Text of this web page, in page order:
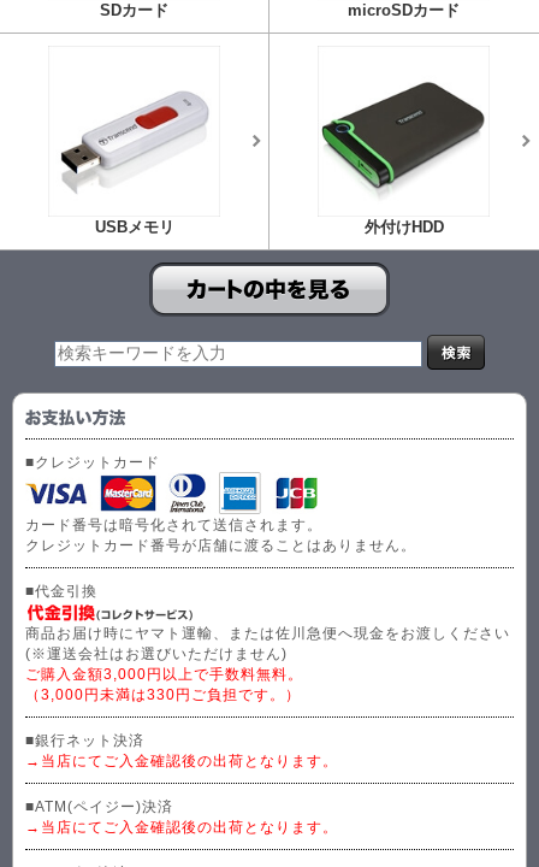
SDカード microSDカード
USBメモリ 外付けHDD
■クレジットカード
カード番号は暗号化されて送信されます。
クレジットカード番号が店舗に渡ることはありません。
■代金引換
商品お届け時にヤマト運輸、または佐川急便へ現金をお渡しください
(※運送会社はお選びいただけません)
ご購入金額3,000円以上で手数料無料。
（3,000円未満は330円ご負担です。）
■銀行ネット決済
→当店にてご入金確認後の出荷となります。
■ATM(ペイジー)決済
→当店にてご入金確認後の出荷となります。